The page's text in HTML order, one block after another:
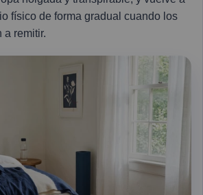
físico de forma gradual cuando los
a remitir.